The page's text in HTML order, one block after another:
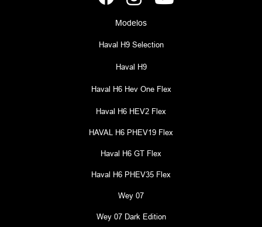
Modelos
Haval H9 Selection
Haval H9
Haval H6 Hev One Flex
Haval H6 HEV2 Flex
HAVAL H6 PHEV19 Flex
Haval H6 GT Flex
Haval H6 PHEV35 Flex
Wey 07
Wey 07 Dark Edition